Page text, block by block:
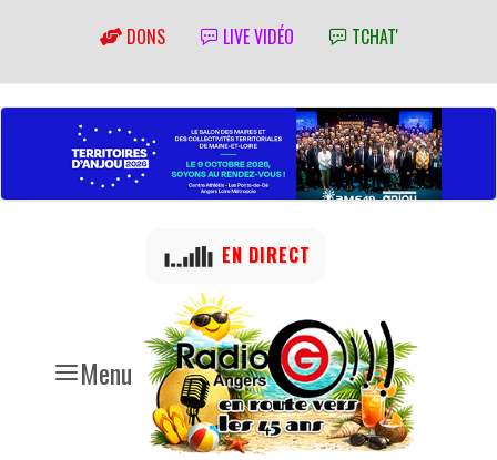
DONS LIVE VIDÉO TCHAT'
Menu
EN DIRECT